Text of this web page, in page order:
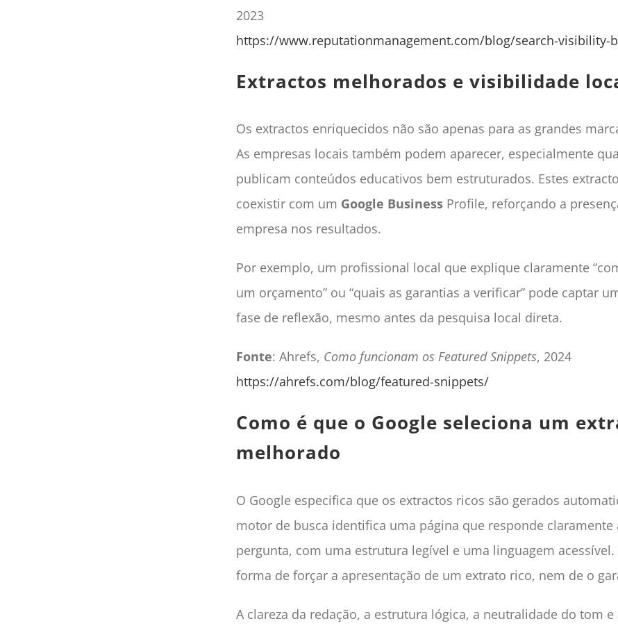
2023
https://www.reputationmanagement.com/blog/search-visibility-
Extractos melhorados e visibilidade
Os extractos enriquecidos não são apenas para as grandes
As empresas locais também podem aparecer, especialmente
publicam conteúdos educativos bem estruturados. Estes
coexistir com um Google BusinessProfile, reforçando a
empresa nos resultados.
Por exemplo, um profissional local que explique claramente
um orçamento” ou “quais as garantias a verificar” pode captar
fase de reflexão, mesmo antes da pesquisa local direta.
Fonte: Ahrefs, Como funcionam os Featured Snippets, 2024
https://ahrefs.com/blog/featured-snippets/
Como é que o Google seleciona um
melhorado
O Google especifica que os extractos ricos são gerados
motor de busca identifica uma página que responde claramente
pergunta, com uma estrutura legível e uma linguagem acessível.
forma de forçar a apresentação de um extrato rico, nem de o
A clareza da redação, a estrutura lógica, a neutralidade do tom e